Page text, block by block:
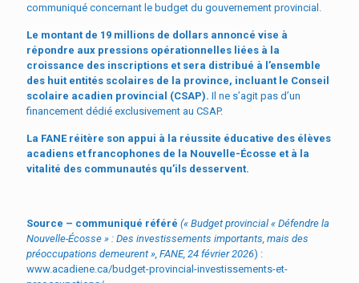
communiqué concernant le budget du gouvernement provincial.
Le montant de 19 millions de dollars annoncé vise à
répondre aux pressions opérationnelles liées à la
croissance des inscriptions et sera distribué à l’ensemble
des huit entités scolaires de la province, incluant le Conseil
scolaire acadien provincial (CSAP). Il ne s’agit pas d’un
financement dédié exclusivement au CSAP.
La FANE réitère son appui à la réussite éducative des élèves
acadiens et francophones de la Nouvelle-Écosse et à la
vitalité des communautés qu’ils desservent.
Source – communiqué référé (« Budget provincial « Défendre la
Nouvelle-Écosse » : Des investissements importants, mais des
préoccupations demeurent », FANE, 24 février 2026) :
www.acadiene.ca/budget-provincial-investissements-et-